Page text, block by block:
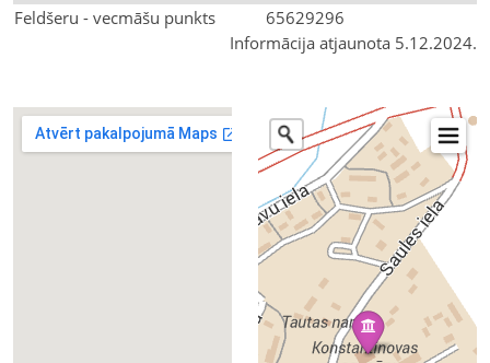
Feldšeru - vecmāšu punkts
65629296
Informācija atjaunota 5.12.2024.